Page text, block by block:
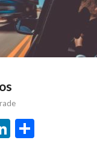
LinkedIn